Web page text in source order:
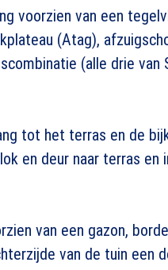
voorzien van een
(Atag),
(alle drie van
tot het terras en de
en deur naar terras en
van een gazon,
van de tuin een